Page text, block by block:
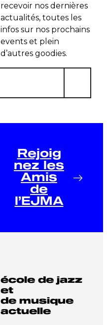
recevoir nos dernières
actualités, toutes les
infos sur nos prochains
events et plein
d’autres goodies.
Rejoig
nez les
Amis
de
l’EJMA
école de jazz
et
de musique
actuelle